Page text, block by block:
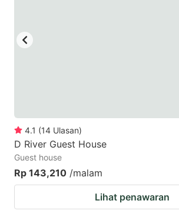
4.1 (14 Ulasan)
D River Guest House
Guest house
Rp 143,210 /malam
Lihat penawaran